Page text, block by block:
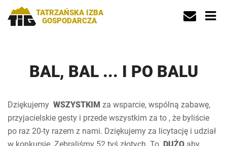
TATRZAŃSKA IZBA
GOSPODARCZA
BAL, BAL ... I PO BALU
Dziękujemy WSZYSTKIM za wsparcie, wspólną zabawę,
przyjacielskie gesty i przede wszystkim za to , że byliście
po raz 20-ty razem z nami. Dziękujemy za licytację i udział